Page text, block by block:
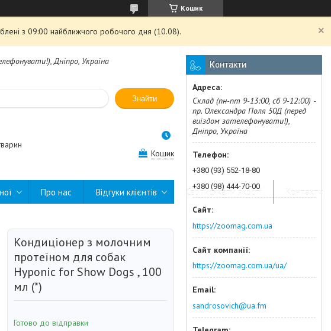
Кошик
з 09:00 найближчого робочого дня (10.08).
Дніпро, Україна
Знайти
Кошик
Про нас Відгуки клієнтів Сертифікати якості Контакти
Кондиціонер з молочним
протеїном для собак
Hyponic for Show Dogs , 100
мл (*)
Готово до відправки
Контакти
Склад (пн-пт 9-13:00, сб 9-12:00) -
пр. Олександра Поля 50Д (перед
виїздом зателефонувати!),
Дніпро, Україна
+380 (93) 552-18-80
+380 (98) 444-70-00
https://zoomag.com.ua
https://zoomag.com.ua/ua/
sandrosovich@ua.fm